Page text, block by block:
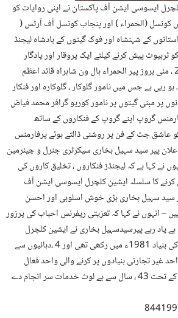
ایسوسی ایشن آف پاکستان نے اپنی روایات کو
کونسل (الحمراء ) اور پنجاب کونسل آف آرٹس (
کے شہنشاہ اور فوک گیتوں کے بادشاہ لیجنڈ
پیش کرنے کیلئے ایک پروقار اور یادگار
تقریب ” اعتراف فن ” آج 25 ، مئی بروز پیر الحمراء ہال ون شاہراہ قائد اعظم
، بجے منعقد ہو رہی ہے جس میں نامور گلوکار ، گلوکارہ اور فنکار
پر مبنی گیتوں پر نامور کوریو گرافر محمد فیاض
گروپ اپنے گروپ کے فنکاروں کے ساتھ
جٹ کے فن پر روشنی ڈالتے ہوئے پرفارمنس
پیر سید سہیل بخاری سیکرٹری جنرل و چیئرمین
نے کہا ہے کہ لیجنڈز فنکاروں ، تخلیق کاروں کی
کا سلسلہ ایشین کلچرل ایسوسی ایشن آف
سید سہیل بخاری بڑی خوش اسلوبی اور احسن
– انہوں نے کہا کہ تعزیتی ریفرنس احباب کی پرزور
ہے یاد رہے پیرسیدسہیل بخاری نے ایشین کلچرل
ایسوسی ایشن آف پاکستان کی بنیاد 1981ء میں رکھی تھی اور 4 ،دہائیوں سے
غیر تجارتی بنیادوں پر کرنے والی واحد فعال
تنظیم ہے جوکہ اپنی مدد آپ کے تحت 43 ، سال سے بے لوث خدمات سر انجام دے